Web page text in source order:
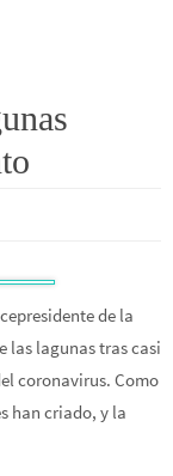
de la
las lagunas tras casi
coronavirus. Como
han criado, y la